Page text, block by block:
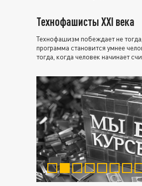
Технофашисты XXI века
Технофашизм побеждает не
программа становится умнее
тогда, когда человек начинает